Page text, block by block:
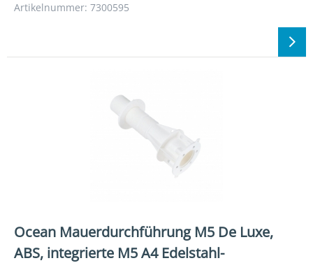
Artikelnummer: 7300595
Ocean Mauerdurchführung M5 De Luxe,
ABS, integrierte M5 A4 Edelstahl-